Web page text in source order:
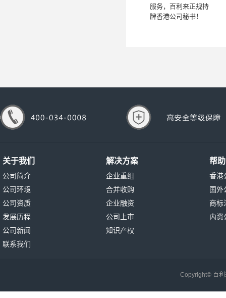
服务，百利来正规持
牌香港公司秘书！
关于我们
公司简介
公司环境
公司资质
发展历程
公司新闻
联系我们
解决方案
企业重组
合并收购
企业融资
公司上市
知识产权
帮
香港
国外
商标
内资
Copyright© 百